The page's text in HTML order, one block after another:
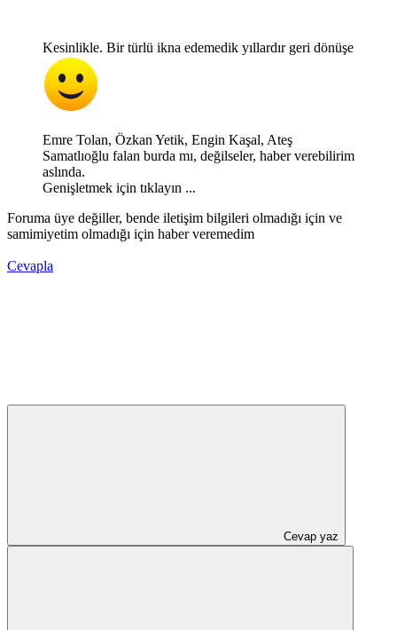
Kesinlikle. Bir türlü ikna edemedik yıllardır geri dönüşe
Emre Tolan, Özkan Yetik, Engin Kaşal, Ateş
Samatlıoğlu falan burda mı, değilseler, haber verebilirim
aslında.
Genişletmek için tıklayın ...
Foruma üye değiller, bende iletişim bilgileri olmadığı için ve
samimiyetim olmadığı için haber veremedim
Cevapla
Cevap yaz